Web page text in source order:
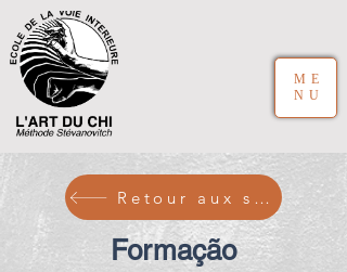
ME
NU
Retour aux stages
Formação